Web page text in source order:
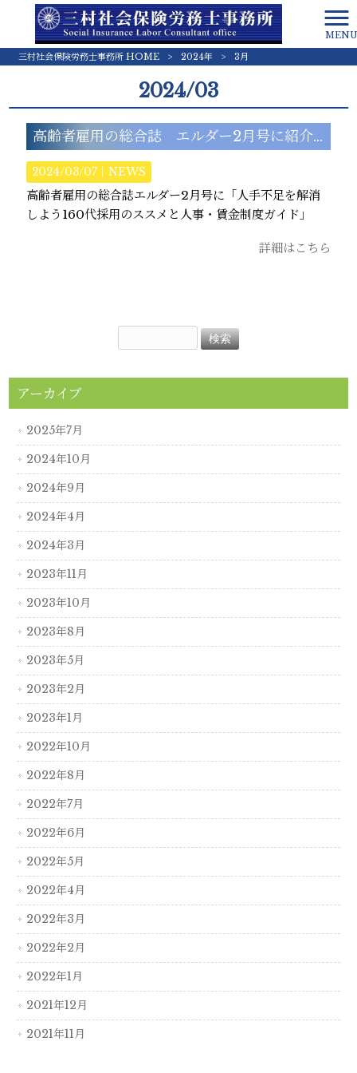
MENU
三村社会保険労務士事務所 HOME
> 2024年 > 3月
2024/03
高齢者雇用の総合誌 エルダー2月号に紹介されました。
2024/03/07｜NEWS
高齢者雇用の総合誌エルダー2月号に「人手不足を解消
しよう160代採用のススメと人事・賃金制度ガイド」
詳細はこちら
アーカイブ
2025年7月
2024年10月
2024年9月
2024年4月
2024年3月
2023年11月
2023年10月
2023年8月
2023年5月
2023年2月
2023年1月
2022年10月
2022年8月
2022年7月
2022年6月
2022年5月
2022年4月
2022年3月
2022年2月
2022年1月
2021年12月
2021年11月